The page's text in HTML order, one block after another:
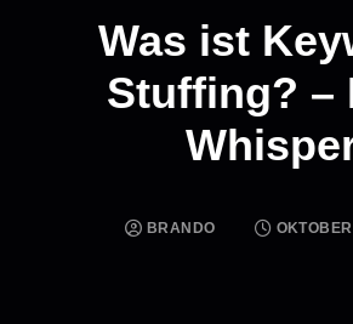
Was ist
Stuffing? –
BRANDO